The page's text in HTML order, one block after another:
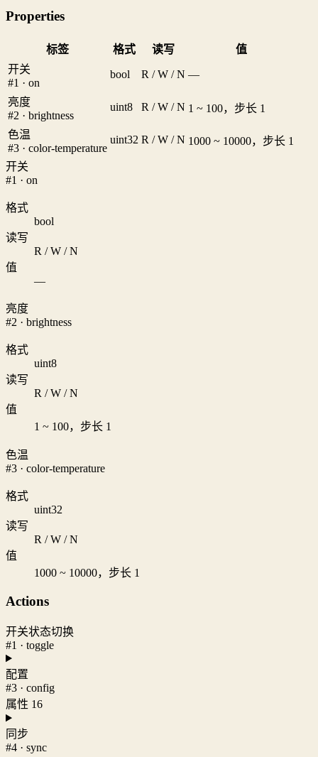
Properties
标签 格式 读写
值
开关
#1 · on
bool R / W / N —
亮度
#2 · brightness
uint8 R / W / N 1 ~ 100，步长 1
色温
#3 · color-temperature
uint32 R / W / N 1000 ~ 10000，步长 1
开关
#1 · on
格式
bool
读写
R / W / N
值
—
亮度
#2 · brightness
格式
uint8
读写
R / W / N
值
1 ~ 100，步长 1
色温
#3 · color-temperature
格式
uint32
读写
R / W / N
值
1000 ~ 10000，步长 1
Actions
开关状态切换
#1 · toggle
配置
#3 · config
属性 16
同步
#4 · sync